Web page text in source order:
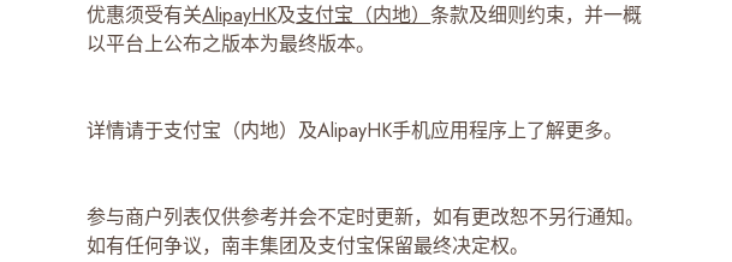
优惠须受有关AlipayHK及支付宝（内地）条款及细则约束，并一概
以平台上公布之版本为最终版本。
详情请于支付宝（内地）及AlipayHK手机应用程序上了解更多。
参与商户列表仅供参考并会不定时更新，如有更改恕不另行通知。
如有任何争议，南丰集团及支付宝保留最终决定权。